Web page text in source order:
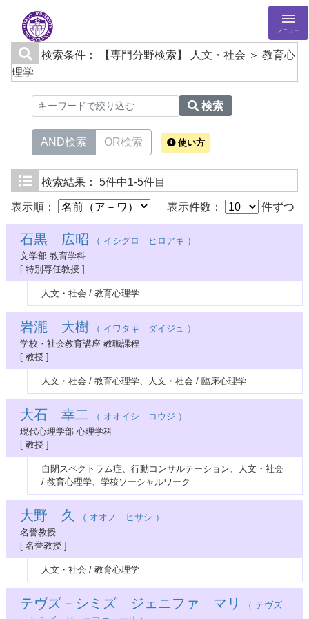
メニュー
検索条件：
【専門分野検索】 人文・社会 ＞ 教育心
理学
検索
AND検索 OR検索 使い方
検索結果： 5件中1-5件目
表示順： 表示件数： 件ずつ
石黒 広昭 （ イシグロ ヒロアキ ）
文学部 教育学科
[ 特別専任教授 ]
人文・社会 / 教育心理学
岩瀧 大樹 （ イワタキ ダイジュ ）
学校・社会教育講座 教職課程
[ 教授 ]
人文・社会 / 教育心理学、人文・社会 / 臨床心理学
大石 幸二 （ オオイシ コウジ ）
現代心理学部 心理学科
[ 教授 ]
自閉スペクトラム症、行動コンサルテーション、人文・社会
/ 教育心理学、学校ソーシャルワーク
大野 久
（ オオノ ヒサシ ）
名誉教授
[ 名誉教授 ]
人文・社会 / 教育心理学
テヴズ－シミズ ジェニファ マリ
（ テヴズ